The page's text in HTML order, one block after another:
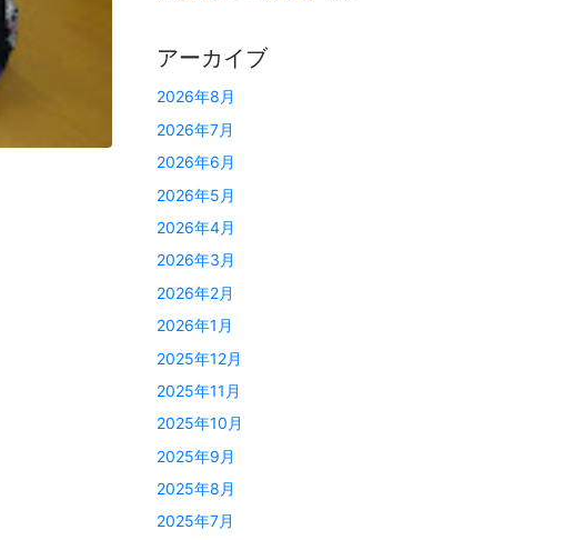
アーカイブ
2026年8月
2026年7月
2026年6月
2026年5月
2026年4月
2026年3月
2026年2月
2026年1月
2025年12月
2025年11月
2025年10月
2025年9月
2025年8月
2025年7月